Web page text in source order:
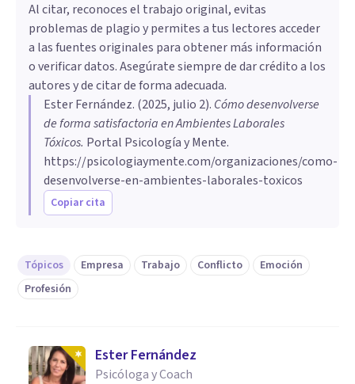
Al citar, reconoces el trabajo original, evitas
problemas de plagio y permites a tus lectores acceder
a las fuentes originales para obtener más información
o verificar datos. Asegúrate siempre de dar crédito a los
autores y de citar de forma adecuada.
Ester Fernández. (2025, julio 2). Cómo desenvolverse
de forma satisfactoria en Ambientes Laborales
Tóxicos. Portal Psicología y Mente.
https://psicologiaymente.com/organizaciones/como-
desenvolverse-en-ambientes-laborales-toxicos
Copiar cita
Tópicos Empresa Trabajo Conflicto
Emoción
Profesión
Ester Fernández
Psicóloga y Coach